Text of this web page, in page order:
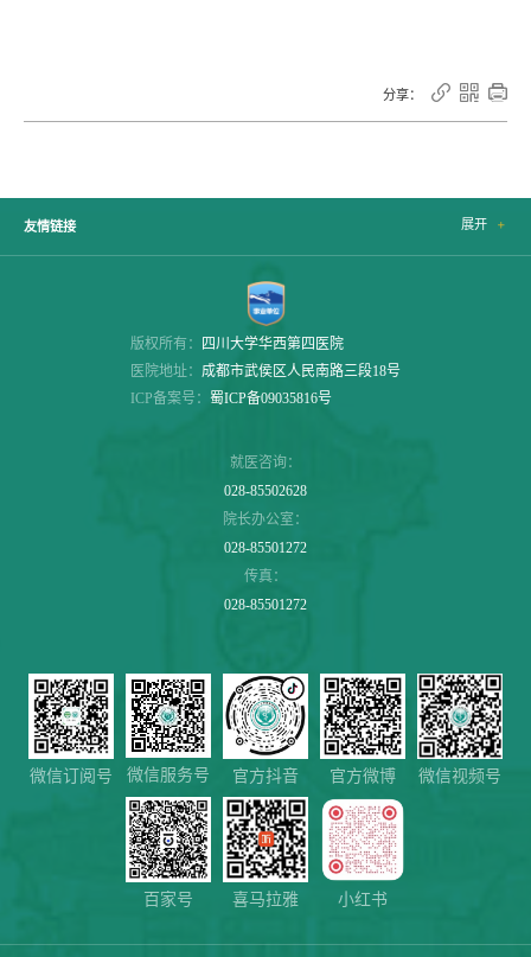
分享：   
友情链接 展开 
版权所有：
四川大学华西第四医院
医院地址： 成都市武侯区人民南路三段18号
ICP备案号： 蜀ICP备09035816号
就医咨询：
028-85502628
院长办公室：
028-85501272
传真：
028-85501272
微信订阅号 微信服务号 官方抖音 官方微博 微信视频号
百家号 喜马拉雅 小红书